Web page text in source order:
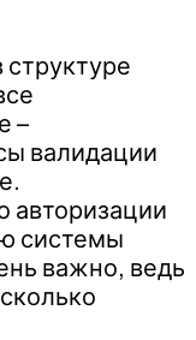
структуре
–
валидации
авторизации
системы
важно, ведь